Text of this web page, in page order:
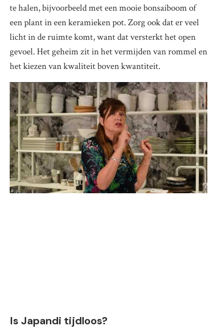
te halen, bijvoorbeeld met een mooie bonsaiboom of
een plant in een keramieken pot. Zorg ook dat er veel
licht in de ruimte komt, want dat versterkt het open
gevoel. Het geheim zit in het vermijden van rommel en
het kiezen van kwaliteit boven kwantiteit.
Is Japandi tijdloos?